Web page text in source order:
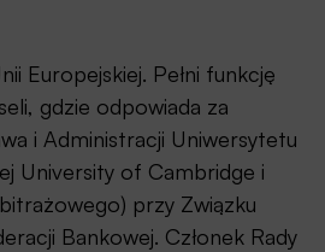
Europejskiej. Pełni funkcję
gdzie odpowiada za
i Administracji Uniwersytetu
University of Cambridge i
przy Związku
Bankowej. Członek Rady